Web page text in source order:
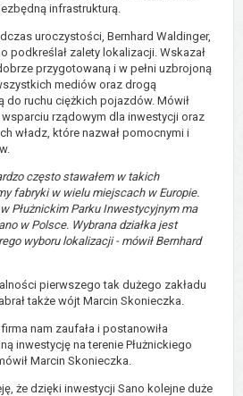
infrastrukturą.
uroczystości, Bernhard Waldinger,
podkreślał zalety lokalizacji. Wskazał
przygotowaną i w pełni uzbrojoną
mediów oraz drogą
ruchu ciężkich pojazdów. Mówił
rządowym dla inwestycji oraz
władz, które nazwał pomocnymi i
często stawałem w takich
fabryki w wielu miejscach w Europie.
Płużnickim Parku Inwestycyjnym ma
w Polsce. Wybrana działka jest
wyboru lokalizacji - mówił Bernhard
pierwszego tak dużego zakładu
także wójt Marcin Skonieczka.
nam zaufała i postanowiła
inwestycję na terenie Płużnickiego
Marcin Skonieczka.
że dzięki inwestycji Sano kolejne duże